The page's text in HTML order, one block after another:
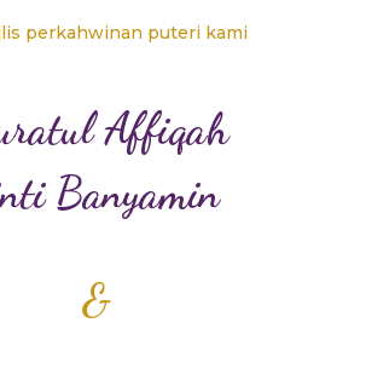
perkahwinan puteri kami
Affiqah
Banyamin
&